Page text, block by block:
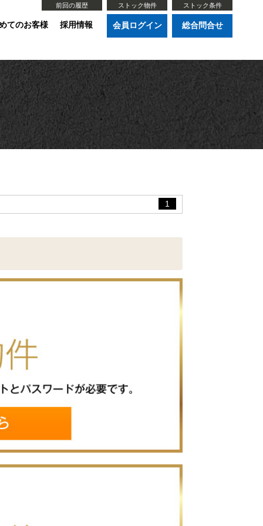
前回の履歴 ストック物件 ストック条件
会員ログイン 総合問合せ
てのお客様 採用情報
1